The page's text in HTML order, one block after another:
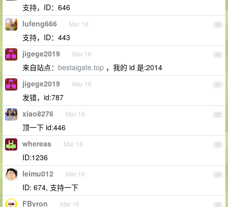
支持，ID：646
29
lufeng666 Mar 16
支持，ID：443
30
jigege2019 Mar 16
来自站点： bestaigate.top ，我的 id 是:2014
31
jigege2019 Mar 16
发错，id:787
32
xiao8276 Mar 16
顶一下 id:446
33
whereas Mar 16
ID:1236
34
leimu012 Mar 16
ID: 674, 支持一下
35
FByron Mar 16